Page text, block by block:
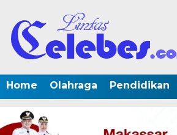
Home Olahraga Pendidikan